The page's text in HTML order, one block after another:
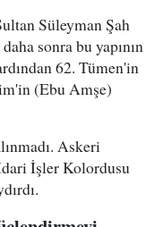
Süleyman Şah
sonra bu yapının
62. Tümen'in
(Ebu Amşe)
Askeri
İşler Kolordusu